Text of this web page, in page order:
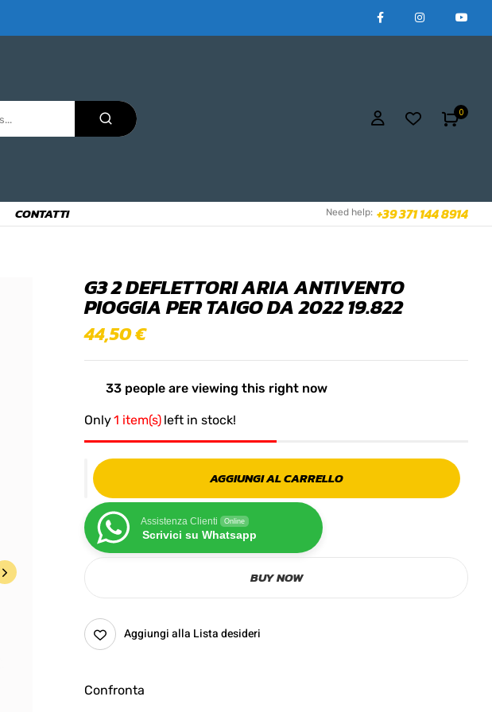
0
CONTATTI Need help: +39 371 144 8914
G3 2 DEFLETTORI ARIA ANTIVENTO
PIOGGIA PER TAIGO DA 2022 19.822
44,50€
33 people are viewing this right now
Only1 item(s) left in stock!
AGGIUNGI AL CARRELLO
Assistenza Clienti Online
Scrivici su Whatsapp
BUY NOW
Aggiungi alla Lista desideri
Confronta